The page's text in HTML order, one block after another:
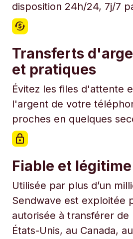
disposition 24h/24, 7j/7
Transferts
et pratiques
Évitez les files d'attente
l'argent de votre
proches en quelques
Fiable et légitime
Utilisée par plus d’un
Sendwave est exploitée
autorisée à transférer de
États-Unis, au Canada,